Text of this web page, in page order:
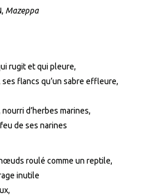
Mazeppa
rugit et qui pleure,
ses flancs qu’un sabre effleure,
d’herbes marines,
de ses narines
roulé comme un reptile,
inutile